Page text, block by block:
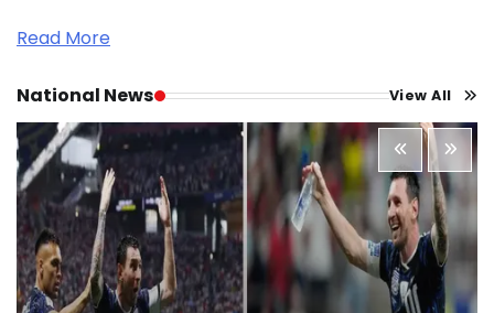
Read More
National News View All